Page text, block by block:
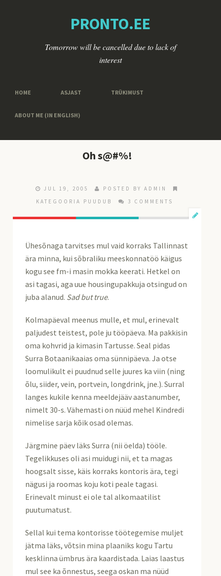
PRONTO.EE
Tomorrow will be cancelled due to lack of
interest
HOME ASJAST TRÜKIMUST
ABOUT ME (IN ENGLISH)
Oh s@#%!
JUL 19, 2005
POSTED BY ADMIN
KATEGOORIA PUUDUB
3 COMMENTS
Ühesõnaga tarvitses mul vaid korraks Tallinnast
ära minna, kui sõbraliku meeskonnatöö käigus
kogu see fm-i masin mokka keerati. Hetkel on
asi tagasi, aga uue housingupakkuja otsingud on
juba alanud. Sad but true.
Kolmapäeval meenus mulle, et mul, erinevalt
paljudest teistest, pole ju tööpäeva. Ma pakkisin
oma kohvrid ja kimasin Tartusse. Seal pidas
Surra Botaanikaaias oma sünnipäeva. Ja otse
loomulikult ei puudnud selle juures ka viin (ning
õlu, siider, vein, portvein, longdrink, jne.). Surral
langes kukile kenna meeldejääv aastanumber,
nimelt 30-s. Vähemasti on nüüd mehel Kindredi
nimelise sarja kõik osad olemas.
Järgmine päev läks Surra (nii öelda) tööle.
Tegelikkuses oli asi muidugi nii, et ta magas
hoogsalt sisse, käis korraks kontoris ära, tegi
nägusi ja roomas koju koti peale tagasi.
Erinevalt minust ei ole tal alkomaatilist
puutumatust.
Sellal kui tema kontorisse töötegemise muljet
jätma läks, võtsin mina plaaniks kogu Tartu
kesklinna ümbrus ära kaardistada. Laias laastus
mul see ka õnnestus, seega oskan ma nüüd